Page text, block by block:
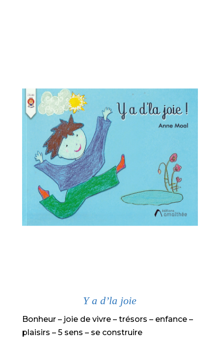
Y a d’la joie
Bonheur – joie de vivre – trésors – enfance –
plaisirs – 5 sens – se construire